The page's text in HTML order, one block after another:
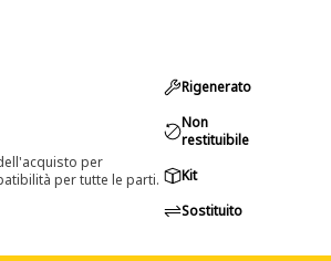
per
per tutte le parti.
Rigenerato
Non
restituibile
Kit
Sostituito